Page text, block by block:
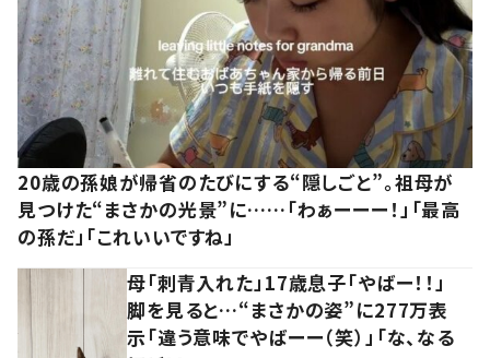
20歳の孫娘が帰省のたびにする“隠しごと”。祖母が
見つけた“まさかの光景”に……「わぁーーー！」「最高
の孫だ」「これいいですね」
母「刺青入れた」17歳息子「やばー！！」
脚を見ると…“まさかの姿”に277万表
示「違う意味でやばーー（笑）」「な、なる